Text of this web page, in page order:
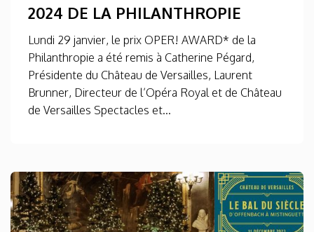
2024 DE LA PHILANTHROPIE
Lundi 29 janvier, le prix OPER! AWARD* de la
Philanthropie a été remis à Catherine Pégard,
Présidente du Château de Versailles, Laurent
Brunner, Directeur de l’Opéra Royal et de Château
de Versailles Spectacles et...